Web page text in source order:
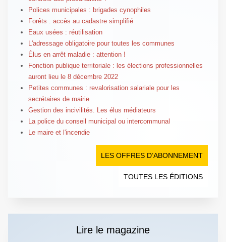
Polices municipales : brigades cynophiles
Forêts : accès au cadastre simplifié
Eaux usées : réutilisation
L'adressage obligatoire pour toutes les communes
Élus en arrêt maladie : attention !
Fonction publique territoriale : les élections professionnelles
auront lieu le 8 décembre 2022
Petites communes : revalorisation salariale pour les
secrétaires de mairie
Gestion des incivilités. Les élus médiateurs
La police du conseil municipal ou intercommunal
Le maire et l'incendie
LES OFFRES D’ABONNEMENT
TOUTES LES ÉDITIONS
Lire le magazine